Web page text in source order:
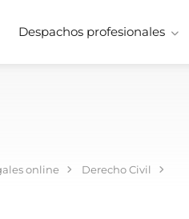
Despachos profesionales
online Derecho Civil